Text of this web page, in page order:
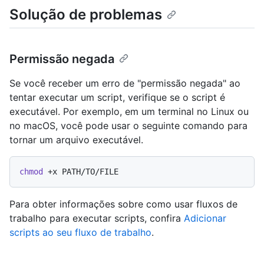
Solução de problemas
Permissão negada
Se você receber um erro de "permissão negada" ao
tentar executar um script, verifique se o script é
executável. Por exemplo, em um terminal no Linux ou
no macOS, você pode usar o seguinte comando para
tornar um arquivo executável.
chmod
Para obter informações sobre como usar fluxos de
trabalho para executar scripts, confira Adicionar
scripts ao seu fluxo de trabalho.